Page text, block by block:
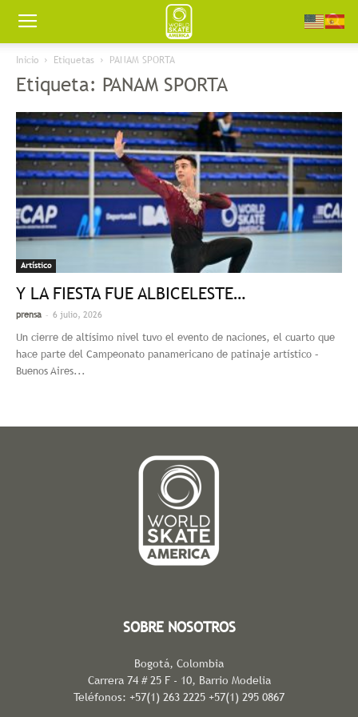
Worldskate
America
Inicio Etiquetas PANAM SPORTA
Etiqueta: PANAM SPORTA
Artístico
Y LA FIESTA FUE ALBICELESTE…
prensa - 6 julio, 2026
Un cierre de altísimo nivel tuvo el evento de naciones, el cuarto que
hace parte del Campeonato panamericano de patinaje artístico –
Buenos Aires...
SOBRE NOSOTROS
Bogotá, Colombia
Carrera 74 # 25 F - 10, Barrio Modelia
Teléfonos: +57(1) 263 2225 +57(1) 295 0867